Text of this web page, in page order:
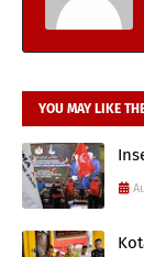
YOU MAY LIKE